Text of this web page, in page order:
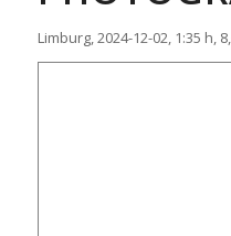
Limburg, 2024-12-02, 1:35 h,